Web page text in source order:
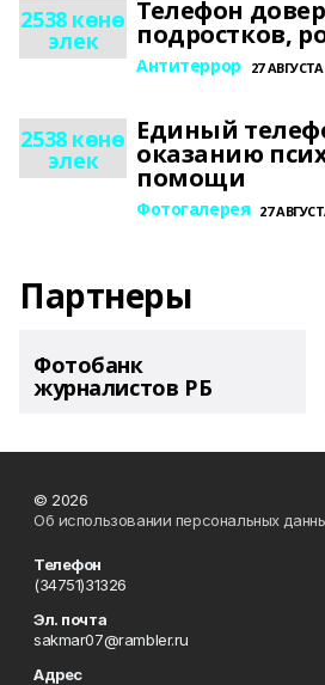
2538 көнө
элек
Телефон
подростков,
Антитеррор 27 АВГУСТА
2538 көнө
элек
Единый
оказанию
помощи
Фотогалерея 27
Партнеры
Фотобанк
журналистов РБ
© 2026
Об использовании персональных
Телефон
(34751)31326
Эл. почта
sakmar07@rambler.ru
Адрес